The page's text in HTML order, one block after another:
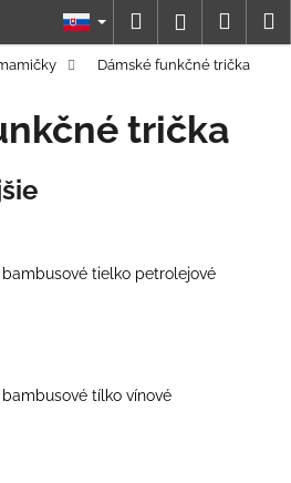
Hľadať
košík
Dámské funkčné trička
trička
bambusové tielko petrolejové
bambusové tílko vínové